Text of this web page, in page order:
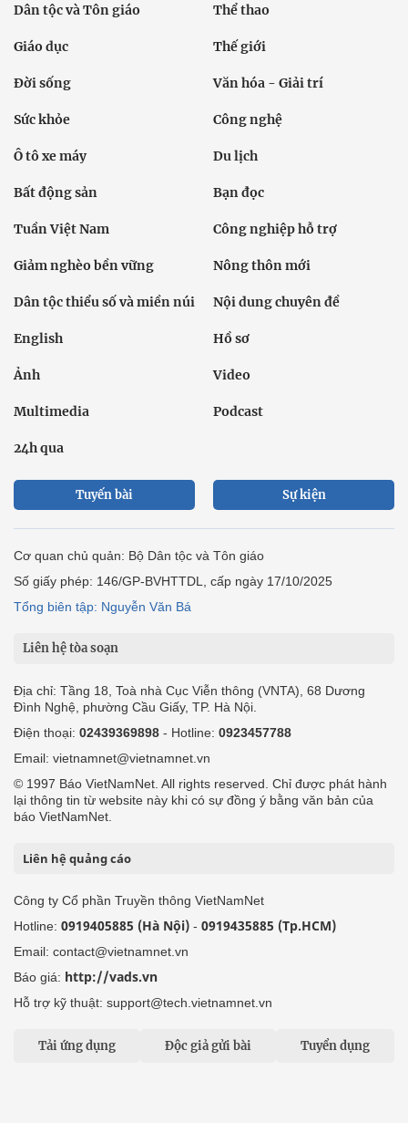
Dân tộc và Tôn giáo Thể thao
Giáo dục Thế giới
Đời sống Văn hóa - Giải trí
Sức khỏe Công nghệ
Ô tô xe máy Du lịch
Bất động sản Bạn đọc
Tuần Việt Nam Công nghiệp hỗ trợ
Giảm nghèo bền vững Nông thôn mới
Dân tộc thiểu số và miền núi Nội dung chuyên đề
English Hồ sơ
Ảnh Video
Multimedia Podcast
24h qua
Tuyến bài Sự kiện
Cơ quan chủ quản: Bộ Dân tộc và Tôn giáo
Số giấy phép: 146/GP-BVHTTDL, cấp ngày 17/10/2025
Tổng biên tập: Nguyễn Văn Bá
Liên hệ tòa soạn
Địa chỉ: Tầng 18, Toà nhà Cục Viễn thông (VNTA), 68 Dương
Đình Nghệ, phường Cầu Giấy, TP. Hà Nội.
Điện thoại: 02439369898 - Hotline: 0923457788
Email: vietnamnet@vietnamnet.vn
© 1997 Báo VietNamNet. All rights reserved. Chỉ được phát hành
lại thông tin từ website này khi có sự đồng ý bằng văn bản của
báo VietNamNet.
Liên hệ quảng cáo
Công ty Cổ phần Truyền thông VietNamNet
Hotline: 0919405885 (Hà Nội) - 0919435885 (Tp.HCM)
Email: contact@vietnamnet.vn
Báo giá: http://vads.vn
Hỗ trợ kỹ thuật: support@tech.vietnamnet.vn
Tải ứng dụng Độc giả gửi bài Tuyển dụng